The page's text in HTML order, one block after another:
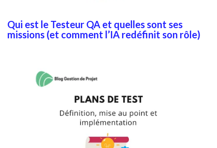
Qui est le Testeur QA et quelles sont ses
missions (et comment l’IA redéfinit son rôle)